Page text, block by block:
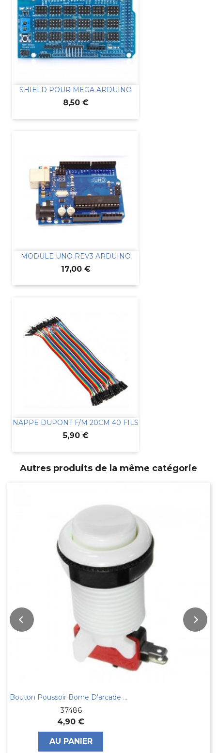
SHIELD POUR MEGA ARDUINO
Prix
8,50 €
MODULE UNO REV3 ARDUINO
Prix
17,00 €
NAPPE DUPONT F/M 20CM 40 FILS
Prix
5,90 €
Autres produits de la même catégorie
Joystick Boule Rouge Robuste
37485
19,00 €
AU PANIER